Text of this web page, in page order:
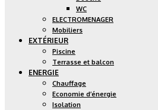
WC
ELECTROMENAGER
Mobiliers
EXTÉRIEUR
Piscine
Terrasse et balcon
ENERGIE
Chauffage
Economie d’énergie
Isolation